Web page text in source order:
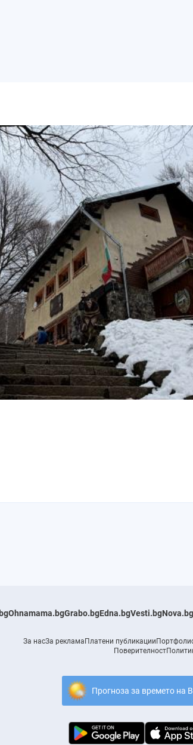
Ohnamama.bgGrabo.bgEdna.bgVesti.bgNova.bg
За насЗа рекламаПлатени публикации
Поверителност
Прогноза за времето на